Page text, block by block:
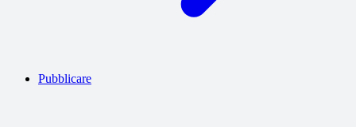
Pubblicare